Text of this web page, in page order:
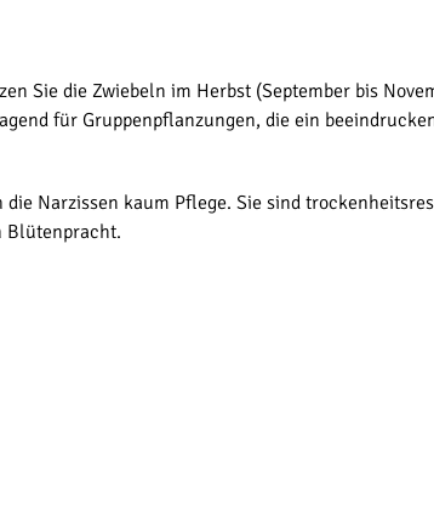
Sie die Zwiebeln im Herbst (September bis
für Gruppenpflanzungen, die ein
Narzissen kaum Pflege. Sie sind
Blütenpracht.